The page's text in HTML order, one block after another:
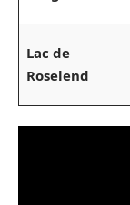
Lac de
Roselend